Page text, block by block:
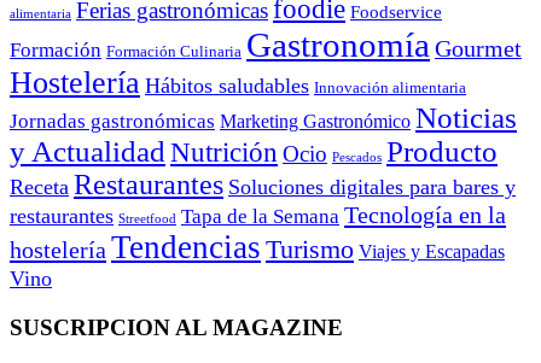
alimentaria Ferias gastronómicasfoodie Foodservice
Formación Formación Culinaria Gastronomía Gourmet
Hostelería Hábitos saludables Innovación alimentaria
Jornadas gastronómicas Marketing Gastronómico Noticias
y Actualidad Nutrición Ocio Pescados Producto
Receta Restaurantes Soluciones digitales para bares y
restaurantes Streetfood Tapa de la Semana Tecnología en la
hostelería Tendencias Turismo Viajes y Escapadas
Vino
SUSCRIPCION AL MAGAZINE